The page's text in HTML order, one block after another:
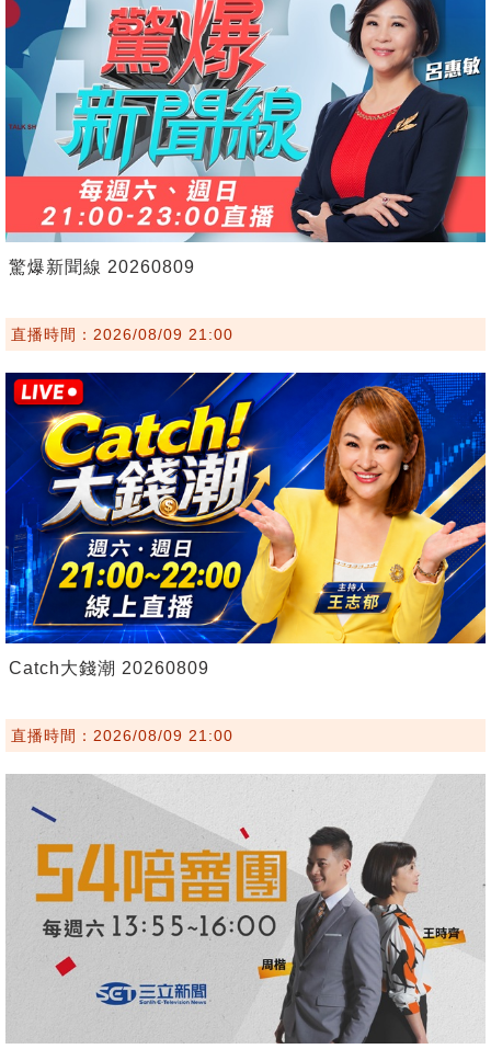
驚爆新聞線 20260809
直播時間：2026/08/09 21:00
Catch大錢潮 20260809
直播時間：2026/08/09 21:00